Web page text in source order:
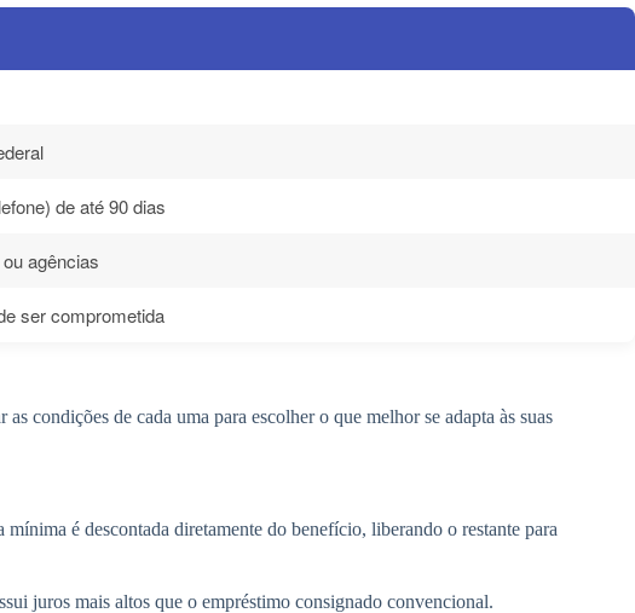
de até 90 dias
agências
ser comprometida
condições de cada uma para escolher o que melhor se adapta às suas
é descontada diretamente do benefício, liberando o restante para
juros mais altos que o empréstimo consignado convencional.